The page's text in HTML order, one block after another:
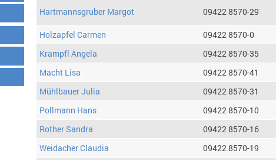
Hartmannsgruber Margot
09422 8570-29
Holzapfel Carmen
09422 8570-0
Krampfl Angela
09422 8570-35
Macht Lisa
09422 8570-41
Mühlbauer Julia
09422 8570-31
Pollmann Hans
09422 8570-10
Rother Sandra
09422 8570-16
Weidacher Claudia
09422 8570-19